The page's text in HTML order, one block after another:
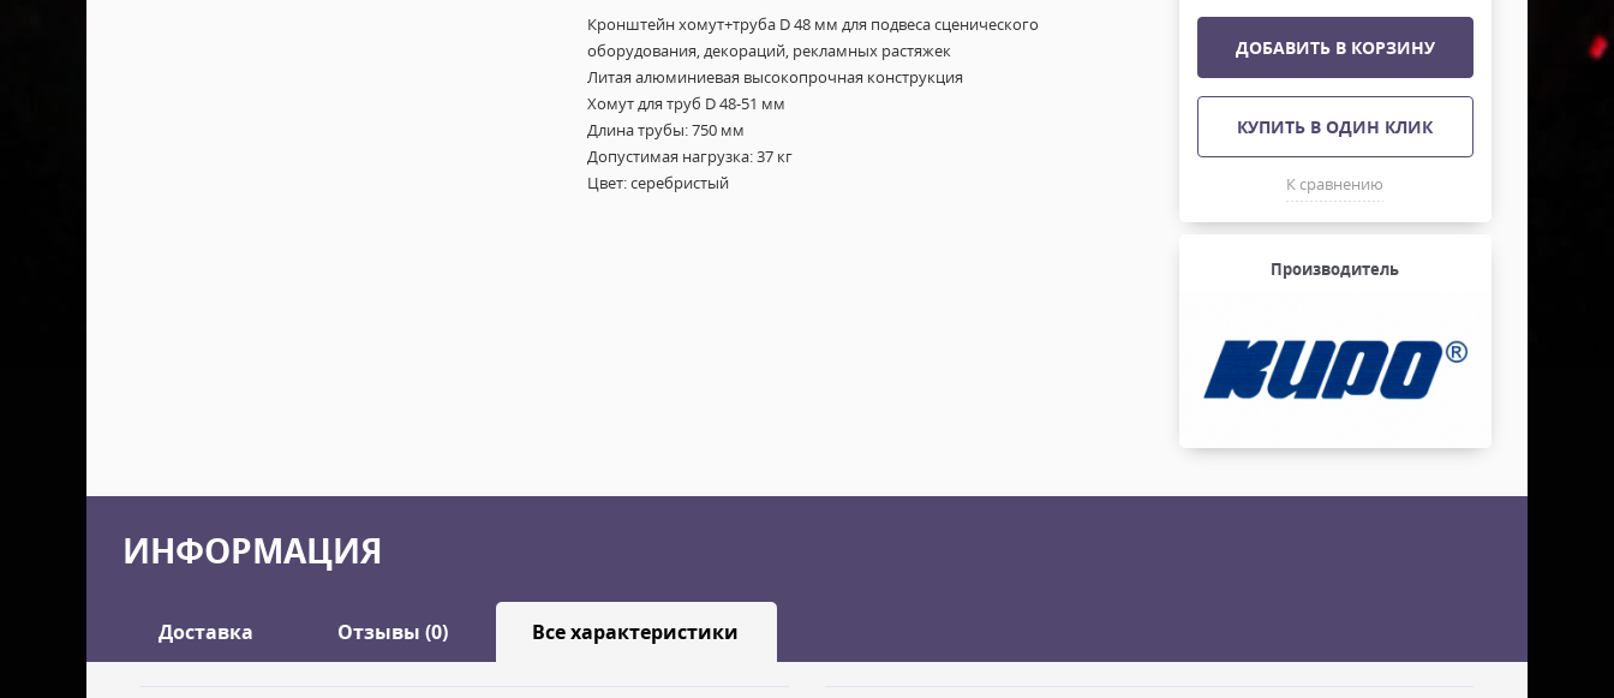
Кронштейн хомут+труба D 48 мм для подвеса сценического
оборудования, декораций, рекламных растяжек
Литая алюминиевая высокопрочная конструкция
Хомут для труб D 48-51 мм
Длина трубы: 750 мм
Допустимая нагрузка: 37 кг
Цвет: серебристый
ДОБАВИТЬ В КОРЗИНУ
КУПИТЬ В ОДИН КЛИК
К сравнению
Производитель
ИНФОРМАЦИЯ
Доставка Отзывы (0) Все характеристики